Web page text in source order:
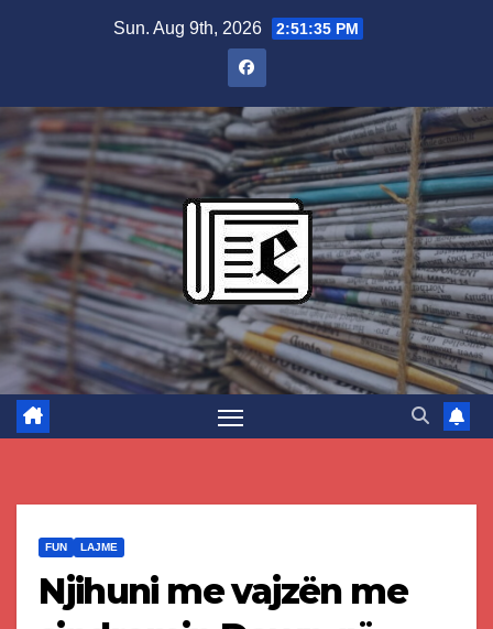
Sun. Aug 9th, 2026 2:51:36 PM
FUN LAJME
Njihuni me vajzën me